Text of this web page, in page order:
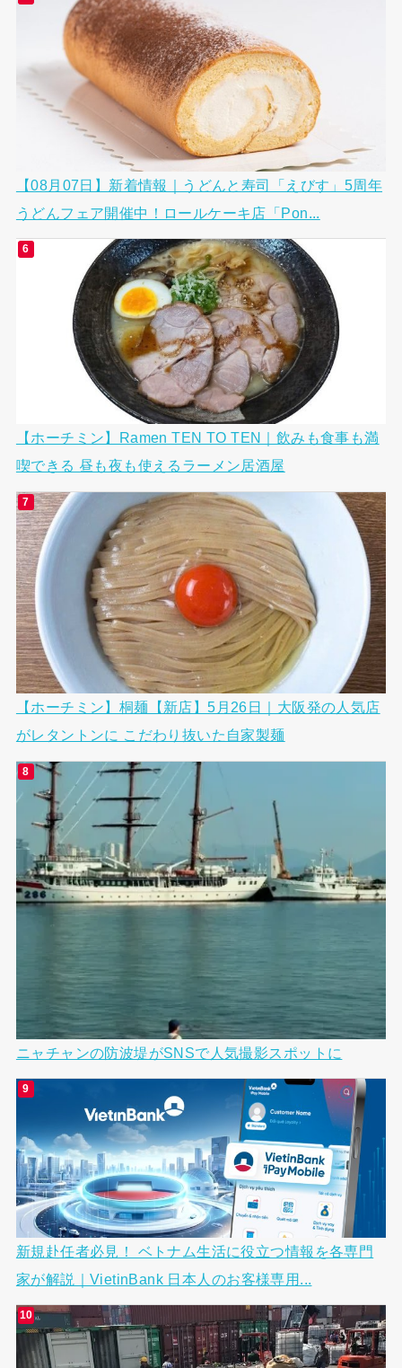
【08月07日】新着情報｜うどんと寿司「えびす」5周年
うどんフェア開催中！ロールケーキ店「Pon...
【ホーチミン】Ramen TEN TO TEN｜飲みも食事も満
喫できる 昼も夜も使えるラーメン居酒屋
【ホーチミン】桐麺【新店】5月26日｜大阪発の人気店
がレタントンに こだわり抜いた自家製麺
ニャチャンの防波堤がSNSで人気撮影スポットに
新規赴任者必見！ ベトナム生活に役立つ情報を各専門
家が解説｜VietinBank 日本人のお客様専用...